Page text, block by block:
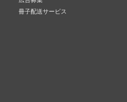
冊子配送サービス